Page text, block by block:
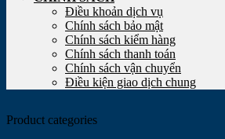
Điều khoản dịch vụ
Chính sách bảo mật
Chính sách kiểm hàng
Chính sách thanh toán
Chính sách vận chuyển
Điều kiện giao dịch chung
Product categories